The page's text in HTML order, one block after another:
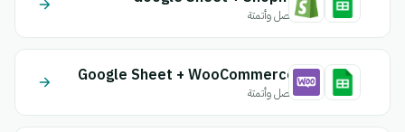
اتصل وأتمتة
Google Sheet + WooCommerce
اتصل وأتمتة